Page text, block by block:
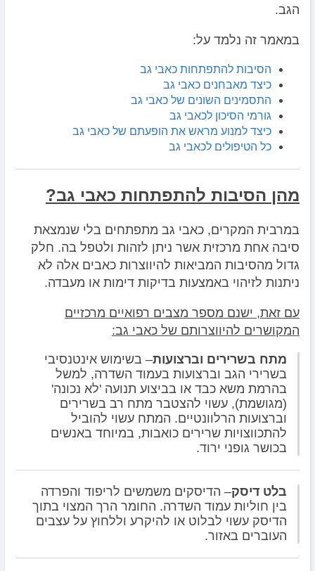
הגב.
במאמר זה נלמד על:
הסיבות להתפתחות כאבי גב
כיצד מאבחנים כאבי גב
התסמינים השונים של כאבי גב
גורמי הסיכון לכאבי גב
כיצד למנוע מראש את הופעתם של כאבי גב
כל הטיפולים לכאבי גב
מהן הסיבות להתפתחות כאבי גב?
במרבית המקרים, כאבי גב מתפתחים בלי שנמצאת
סיבה אחת מרכזית אשר ניתן לזהות ולטפל בה. חלק
גדול מהסיבות המביאות להיווצרות כאבים אלה לא
ניתנות לזיהוי באמצעות בדיקות דימות או מעבדה.
עם זאת, ישנם מספר מצבים רפואיים מרכזיים
המקושרים להיווצרותם של כאבי גב:
מתח בשרירים וברצועות– בשימוש אינטנסיבי
בשרירי הגב וברצועות בעמוד השדרה, למשל
בהרמת משא כבד או בביצוע תנועה 'לא נכונה'
(מגושמת), עשוי להצטבר מתח רב בשרירים
וברצועות הרלוונטיים. המתח עשוי להוביל
להתכווצויות שרירים כואבות, במיוחד באנשים
בכושר גופני ירוד.
בלט דיסק– הדיסקים משמשים לריפוד והפרדה
בין חוליות עמוד השדרה. החומר הרך המצוי בתוך
הדיסק עשוי לבלוט או להיקרע וללחוץ על עצבים
העוברים באזור.